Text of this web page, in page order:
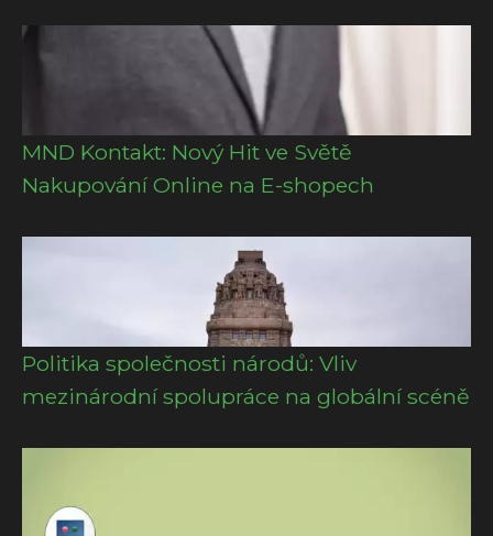
MND Kontakt: Nový Hit ve Světě
Nakupování Online na E-shopech
Politika společnosti národů: Vliv
mezinárodní spolupráce na globální scéně